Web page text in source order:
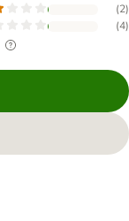
(2)
(4)